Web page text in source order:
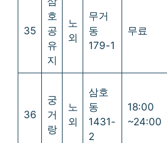
35
호
공
유
지
노
외
무거
동
179-1
무료
36
궁
거
랑
노
외
삼호
동
1431-
2
18:00
~24:00